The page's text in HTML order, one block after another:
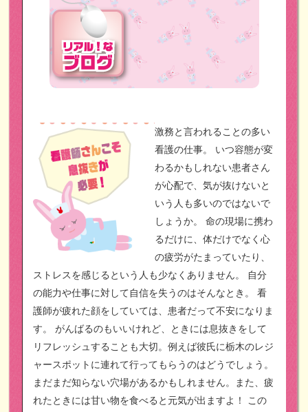
激務と言われることの多い
看護の仕事。
いつ容態が変
わるかもしれない患者さん
が心配で、気が抜けないと
いう人も多いのではないで
しょうか。
命の現場に携わ
るだけに、体だけでなく心
の疲労がたまっていたり、
ストレスを感じるという人も少なくありません。
自分
の能力や仕事に対して自信を失うのはそんなとき。
看
護師が疲れた顔をしていては、患者だって不安になりま
す。
がんばるのもいいけれど、ときには息抜きをして
リフレッシュすることも大切。例えば彼氏に栃木のレジ
ャースポットに連れて行ってもらうのはどうでしょう。
まだまだ知らない穴場があるかもしれません。また、疲
れたときには甘い物を食べると元気が出ますよ！
この